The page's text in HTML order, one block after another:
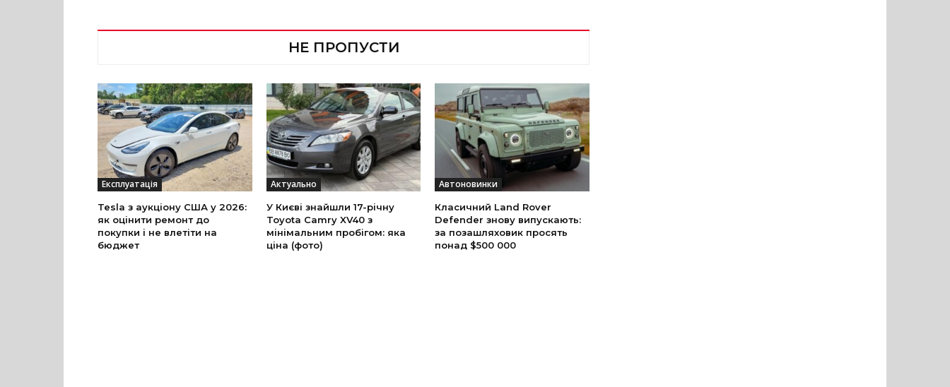
НЕ ПРОПУСТИ
Експлуатація
Tesla з аукціону США у 2026:
як оцінити ремонт до
покупки і не влетіти на
бюджет
Актуально
У Києві знайшли 17-річну
Toyota Camry XV40 з
мінімальним пробігом: яка
ціна (фото)
Автоновинки
Класичний Land Rover
Defender знову випускають:
за позашляховик просять
понад $500 000